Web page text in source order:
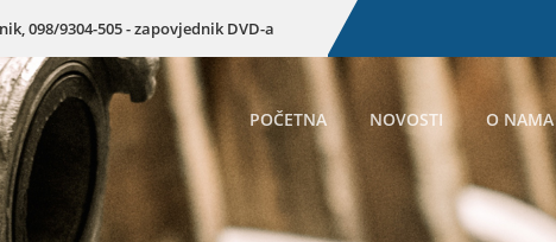
098/9304-505 - zapovjednik DVD-a
POČETNA NOVOSTI O NAMA